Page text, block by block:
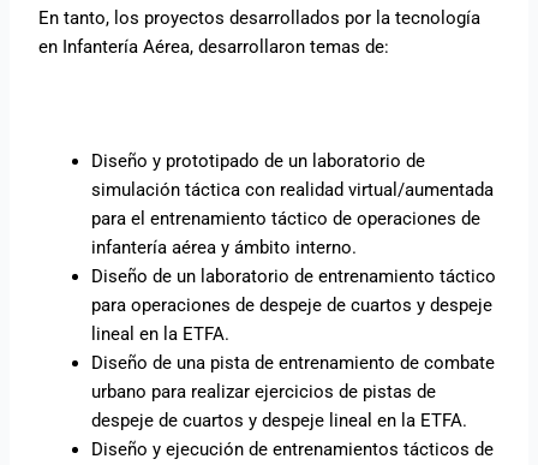
En tanto, los proyectos desarrollados por la tecnología
en Infantería Aérea, desarrollaron temas de:
Diseño y prototipado de un laboratorio de
simulación táctica con realidad virtual/aumentada
para el entrenamiento táctico de operaciones de
infantería aérea y ámbito interno.
Diseño de un laboratorio de entrenamiento táctico
para operaciones de despeje de cuartos y despeje
lineal en la ETFA.
Diseño de una pista de entrenamiento de combate
urbano para realizar ejercicios de pistas de
despeje de cuartos y despeje lineal en la ETFA.
Diseño y ejecución de entrenamientos tácticos de